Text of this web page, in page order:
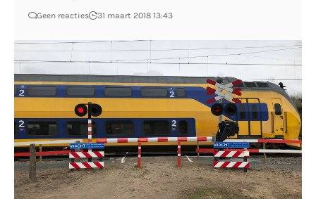
Geen reacties 31 maart 2018 13:43